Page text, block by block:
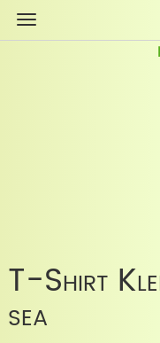
T-Shirt
sea